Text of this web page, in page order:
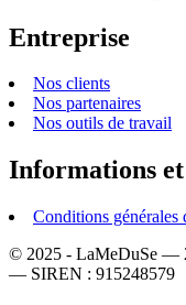
Entreprise
Nos clients
Nos partenaires
Nos outils de travail
Informations
Conditions générales
© 2025 - LaMeDuSe —
— SIREN : 915248579